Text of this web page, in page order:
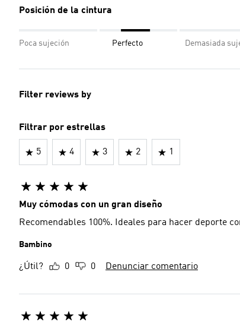
Posición de la cintura
Poca sujeción Perfecto Demasiada
Filter reviews by
Filtrar por estrellas
5 4 3 2 1
Muy cómodas con un gran diseño
Recomendables 100%. Ideales para hacer deporte
Bambino
¿Útil? 0 0 Denunciar comentario